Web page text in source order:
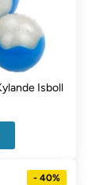
Isboll
- 40%